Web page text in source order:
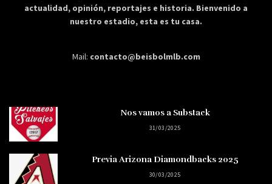
actualidad, opinión, reportajes e historia. Bienvenido a
nuestro estadio, esta es tu casa.
Mail: contacto@beisbolmlb.com
Nos vamos a Substack
31/03/2025
Previa Arizona Diamondbacks 2025
30/03/2025